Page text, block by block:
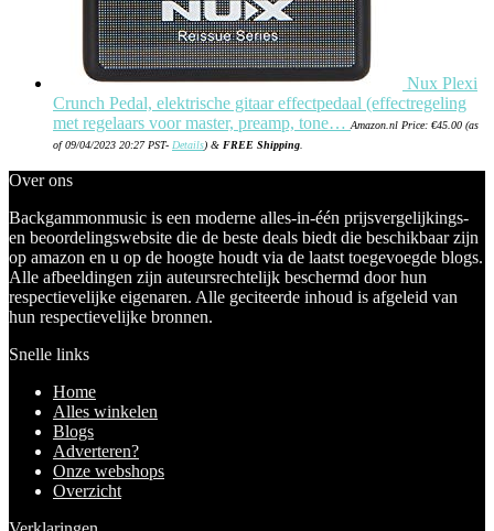
Nux Plexi
Crunch Pedal, elektrische gitaar effectpedaal (effectregeling
met regelaars voor master, preamp, tone… Amazon.nl Price: €45.00 (as
of 09/04/2023 20:27 PST- Details) & FREE Shipping
Over ons
Backgammonmusic is een moderne alles-in-één prijsvergelijkings-
en beoordelingswebsite die de beste deals biedt die beschikbaar zijn
op amazon en u op de hoogte houdt via de laatst toegevoegde blogs.
Alle afbeeldingen zijn auteursrechtelijk beschermd door hun
respectievelijke eigenaren. Alle geciteerde inhoud is afgeleid van
hun respectievelijke bronnen.
Snelle links
Home
Alles winkelen
Blogs
Adverteren?
Onze webshops
Overzicht